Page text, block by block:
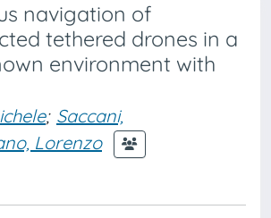
navigation of
tethered drones in a
environment with
; Saccani,
Lorenzo